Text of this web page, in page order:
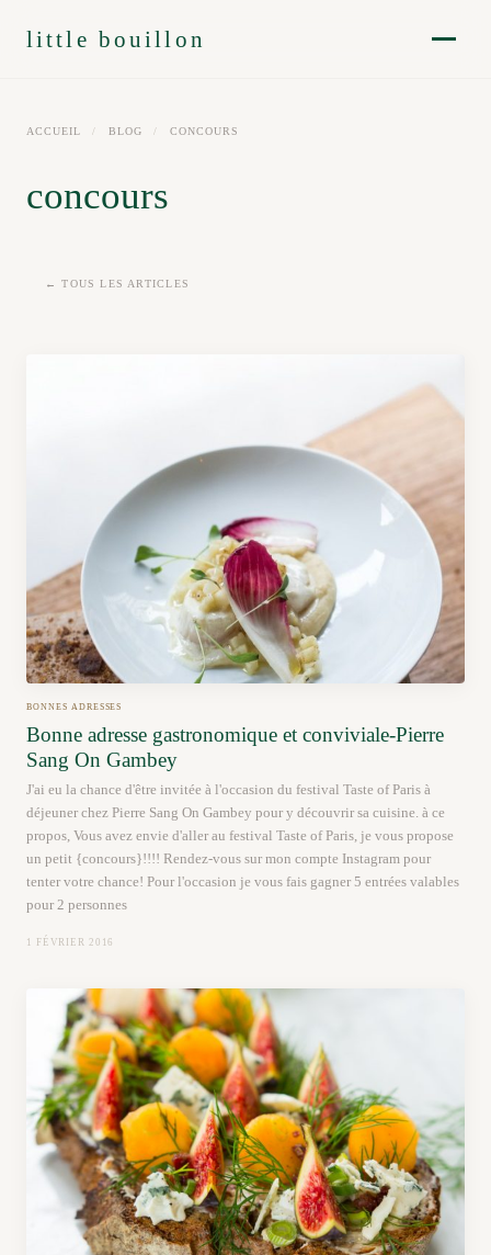
little bouillon
ACCUEIL / BLOG / CONCOURS
concours
← TOUS LES ARTICLES
BONNES ADRESSES
Bonne adresse gastronomique et conviviale-Pierre
Sang On Gambey
J'ai eu la chance d'être invitée à l'occasion du festival Taste of Paris à
déjeuner chez Pierre Sang On Gambey pour y découvrir sa cuisine. à ce
propos, Vous avez envie d'aller au festival Taste of Paris, je vous propose
un petit {concours}!!!! Rendez-vous sur mon compte Instagram pour
tenter votre chance! Pour l'occasion je vous fais gagner 5 entrées valables
pour 2 personnes
1 FÉVRIER 2016